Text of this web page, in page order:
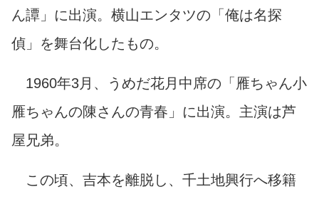
ん譚」に出演。横山エンタツの「俺は名探
偵」を舞台化したもの。
1960年3月、うめだ花月中席の「雁ちゃん小
雁ちゃんの陳さんの青春」に出演。主演は芦
屋兄弟。
この頃、吉本を離脱し、千土地興行へ移籍